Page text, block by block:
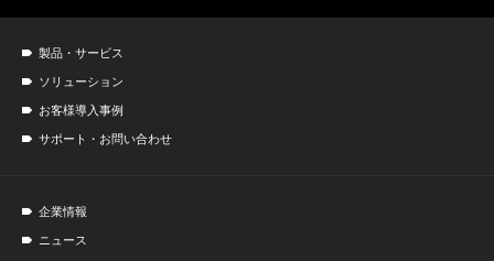
製品・サービス
ソリューション
お客様導入事例
サポート・お問い合わせ
企業情報
ニュース